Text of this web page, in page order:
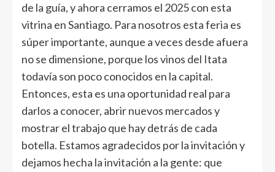
de la guía, y ahora cerramos el 2025 con esta
vitrina en Santiago. Para nosotros esta feria es
súper importante, aunque a veces desde afuera
no se dimensione, porque los vinos del Itata
todavía son poco conocidos en la capital.
Entonces, esta es una oportunidad real para
darlos a conocer, abrir nuevos mercados y
mostrar el trabajo que hay detrás de cada
botella. Estamos agradecidos por la invitación y
dejamos hecha la invitación a la gente: que